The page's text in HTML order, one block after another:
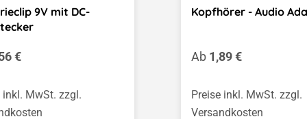
9V mit DC-
Preis:
€
inkl. MwSt. zzgl.
Kopfhörer - Audio
Regulärer Preis:
Ab 1,89 €
Preise inkl. MwSt. zzgl.
Versandkosten